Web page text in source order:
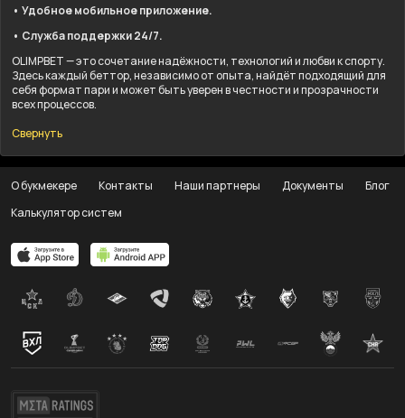
• Удобное мобильное приложение.
• Служба поддержки 24/7.
OLIMPBET — это сочетание надёжности, технологий и любви к спорту.
Здесь каждый беттор, независимо от опыта, найдёт подходящий для
себя формат пари и может быть уверен в честности и прозрачности
всех процессов.
Свернуть
О букмекере Контакты Наши партнеры Документы
Блог
Калькулятор систем